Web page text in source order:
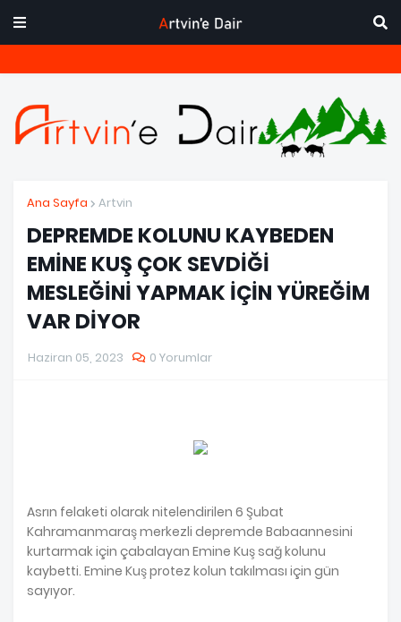
Ana Sayfa Artvin
DEPREMDE KOLUNU KAYBEDEN
EMİNE KUŞ ÇOK SEVDİĞİ
MESLEĞİNİ YAPMAK İÇİN YÜREĞİM
VAR DİYOR
Haziran 05, 2023 0 Yorumlar
Asrın felaketi olarak nitelendirilen 6 Şubat
Kahramanmaraş merkezli depremde Babaannesini
kurtarmak için çabalayan Emine Kuş sağ kolunu
kaybetti. Emine Kuş protez kolun takılması için gün
sayıyor.